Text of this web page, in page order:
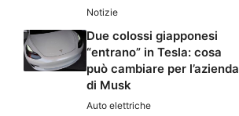
Notizie
Due colossi giapponesi
“entrano” in Tesla: cosa
può cambiare per l’azienda
di Musk
Auto elettriche